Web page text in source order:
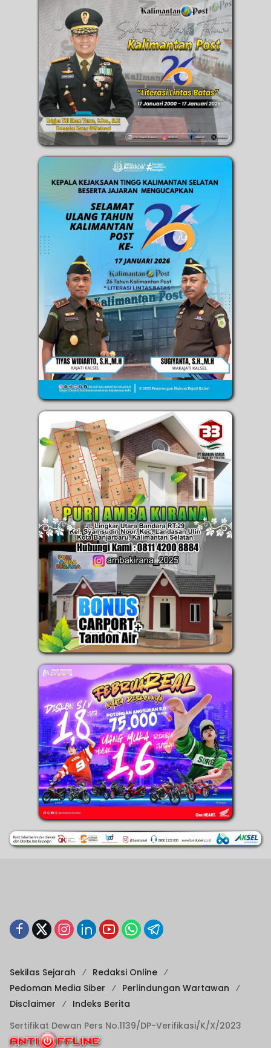
Sekilas Sejarah
Redaksi Online
Pedoman Media Siber
Perlindungan Wartawan
Disclaimer
Indeks Berita
Sertifikat Dewan Pers No.1139/DP-Verifikasi/K/X/2023